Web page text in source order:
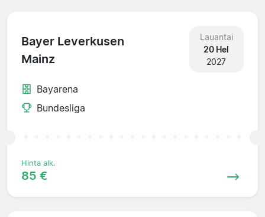
Bayer Leverkusen
Mainz
Lauantai
20 Hel
2027
Bayarena
Bundesliga
Hinta alk.
85 €